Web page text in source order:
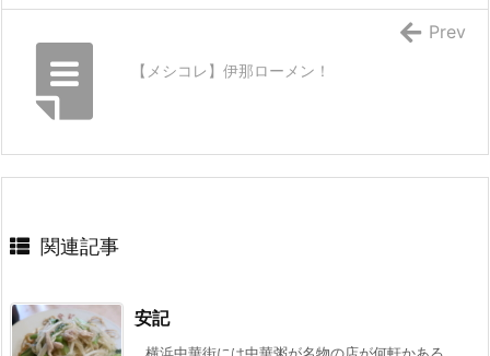
【メシコレ】伊那ローメン！
Prev
関連記事
安記